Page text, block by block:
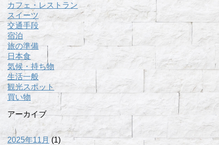
カフェ・レストラン
スイーツ
交通手段
宿泊
旅の準備
日本食
気候・持ち物
生活一般
観光スポット
買い物
アーカイブ
2025年11月 (1)